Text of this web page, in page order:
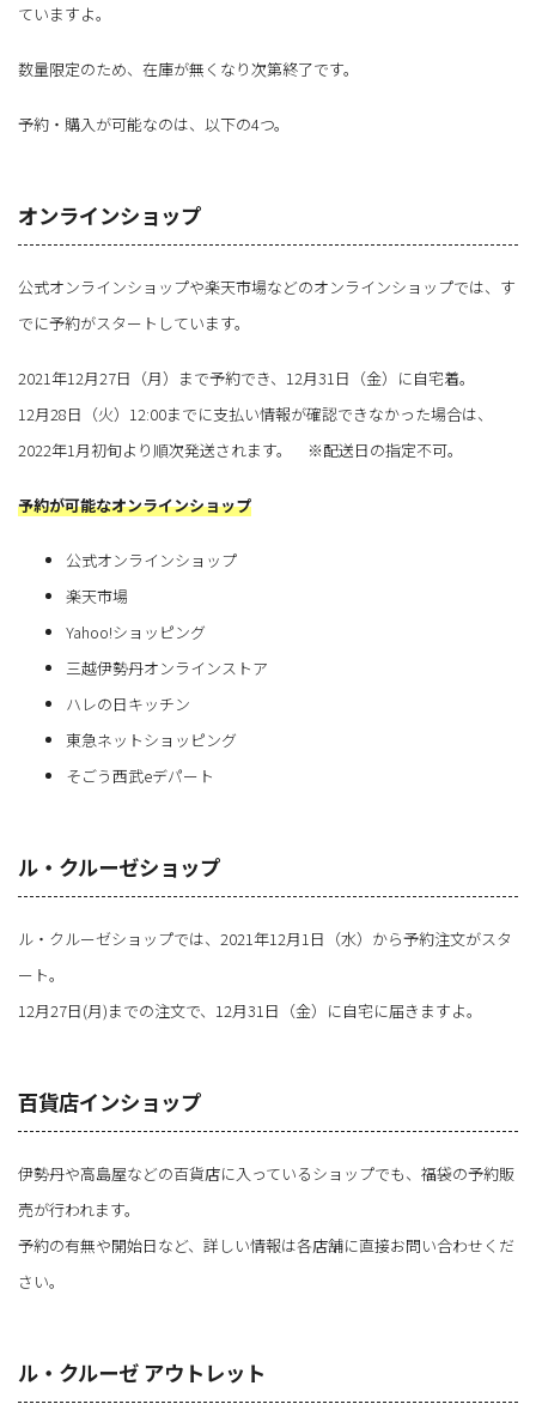
ていますよ。
数量限定のため、在庫が無くなり次第終了です。
予約・購入が可能なのは、以下の4つ。
オンラインショップ
公式オンラインショップや楽天市場などのオンラインショップでは、す
でに予約がスタートしています。
2021年12月27日（月）まで予約でき、12月31日（金）に自宅着。
12月28日（火）12:00までに支払い情報が確認できなかった場合は、
2022年1月初旬より順次発送されます。 ※配送日の指定不可。
予約が可能なオンラインショップ
公式オンラインショップ
楽天市場
Yahoo!ショッピング
三越伊勢丹オンラインストア
ハレの日キッチン
東急ネットショッピング
そごう西武eデパート
ル・クルーゼショップ
ル・クルーゼショップでは、2021年12月1日（水）から予約注文がスタ
ート。
12月27日(月)までの注文で、12月31日（金）に自宅に届きますよ。
百貨店インショップ
伊勢丹や高島屋などの百貨店に入っているショップでも、福袋の予約販
売が行われます。
予約の有無や開始日など、詳しい情報は各店舗に直接お問い合わせくだ
さい。
ル・クルーゼ アウトレット